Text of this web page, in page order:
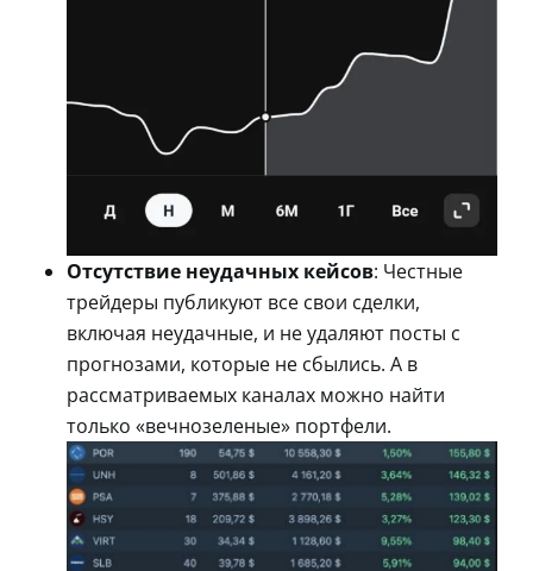
Отсутствие неудачных кейсов: Честные
трейдеры публикуют все свои сделки,
включая неудачные, и не удаляют посты с
прогнозами, которые не сбылись. А в
рассматриваемых каналах можно найти
только «вечнозеленые» портфели.